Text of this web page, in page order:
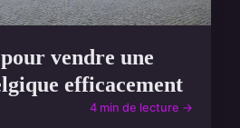
vendre une
efficacement
4 min de lecture →